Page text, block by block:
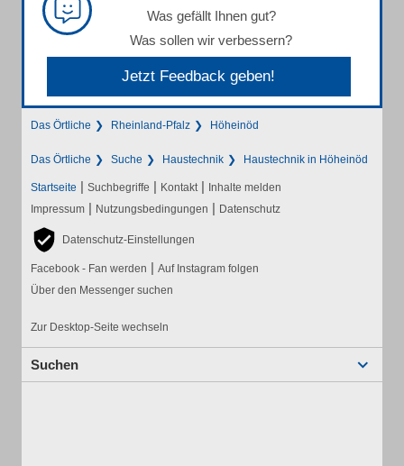
Was gefällt Ihnen gut?
Was sollen wir verbessern?
Jetzt Feedback geben!
Das Örtliche Rheinland-Pfalz Höheinöd
Das Örtliche Suche Haustechnik Haustechnik in Höheinöd
Startseite | Suchbegriffe | Kontakt | Inhalte melden
Impressum | Nutzungsbedingungen | Datenschutz
Datenschutz-Einstellungen
Facebook - Fan werden | Auf Instagram folgen
Über den Messenger suchen
Zur Desktop-Seite wechseln
Suchen